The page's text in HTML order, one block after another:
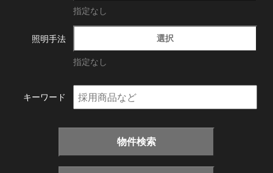
指定なし
照明手法 選択
指定なし
キーワード
物件検索